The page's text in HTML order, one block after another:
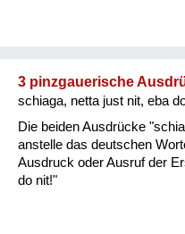
3 pinzgauerische
schiaga, netta just nit, eba
Die beiden Ausdrücke
anstelle das deutschen
Ausdruck oder Ausruf der
do nit!"